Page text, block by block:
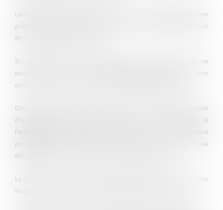
La durée du stage est, en principe, d’un an en droit de la fonction
publique. Toutefois, les textes prévoient que cette période peut
être prorogée dans certains cas.
Si cette décision de prorogation n’a pas à être motivée, elle ne
peut reposer sur des faits matériellement inexacts, sur une
erreur de droit ou sur une erreur manifeste d’appréciation.
Dans le cas d’espèce, les juges ont reconnu une erreur manifeste
d’appréciation de la manière de servir de l’agent. En effet, si
l’administration justifiait sa décision par une insuffisance
professionnelle de l’agent, l’instruction n’a révélé aucune
défaillance de sa part, rendant la prorogation illégale.
La décision de mettre fin au stage d’un agent et de le radier des
stages doit quant à elle être justifiée par l’intérêt du service.